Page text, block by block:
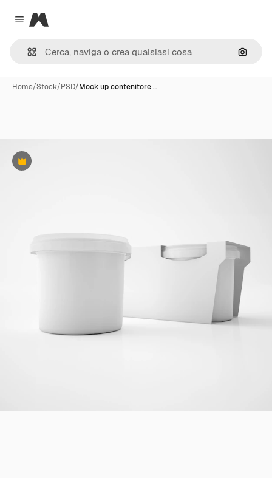
Close menu
Magnific
Cerca
Home/Stock/PSD/Mock up contenitore …
Premium